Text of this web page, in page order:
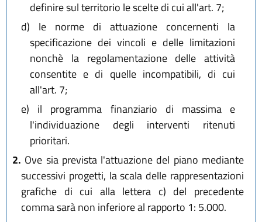
definire sul territorio le scelte di cui all'art. 7;
d) le norme di attuazione concernenti la
specificazione dei vincoli e delle limitazioni
nonchè la regolamentazione delle attività
consentite e di quelle incompatibili, di cui
all'art. 7;
e) il programma finanziario di massima e
l'individuazione degli interventi ritenuti
prioritari.
2. Ove sia prevista l'attuazione del piano mediante
successivi progetti, la scala delle rappresentazioni
grafiche di cui alla lettera c) del precedente
comma sarà non inferiore al rapporto 1: 5.000.